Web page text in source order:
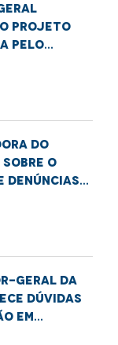
projeto
pelo
do
sobre o
denúncias
violência
geral da
dúvidas
em